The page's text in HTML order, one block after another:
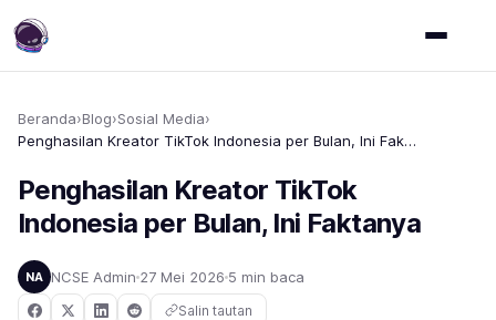
Beranda›Blog›Sosial Media›
Penghasilan Kreator TikTok Indonesia per Bulan, Ini Faktanya
Penghasilan Kreator TikTok
Indonesia per Bulan, Ini Faktanya
NA NCSE Admin 27 Mei 2026 5 min baca
Salin tautan